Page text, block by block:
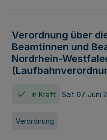
Verordnung über
Beamtinnen und
Nordrhein-
In Kraft Seit 07. Juni
Verordnung